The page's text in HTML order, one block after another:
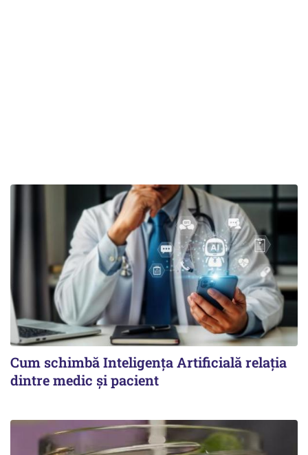
Cum schimbă Inteligența Artificială relația
dintre medic și pacient